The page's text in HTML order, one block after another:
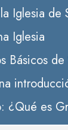
Iglesia de
Iglesia
Básicos
¿Qué es